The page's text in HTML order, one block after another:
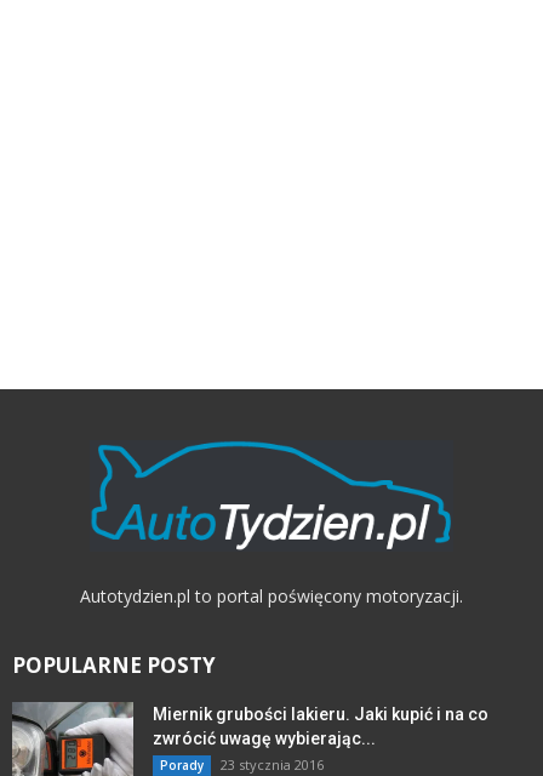
Autotydzien.pl to portal poświęcony motoryzacji.
POPULARNE POSTY
Miernik grubości lakieru. Jaki kupić i na co
zwrócić uwagę wybierając...
Porady 23 stycznia 2016